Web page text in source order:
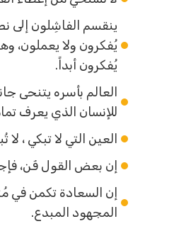
ينقسم الفاشِلون إلى
يُفكرون ولا يعملون،
يُفكرون أبداً.
العالم بأسره يتنحى
للإنسان الذي يعرف
العين التي لا تبكي ،
إن بعض القول فَن،
إن السعادة تكمن في
المجهود المبدع.